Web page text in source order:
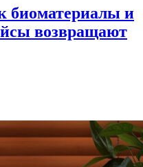
биоматериалы и
возвращают